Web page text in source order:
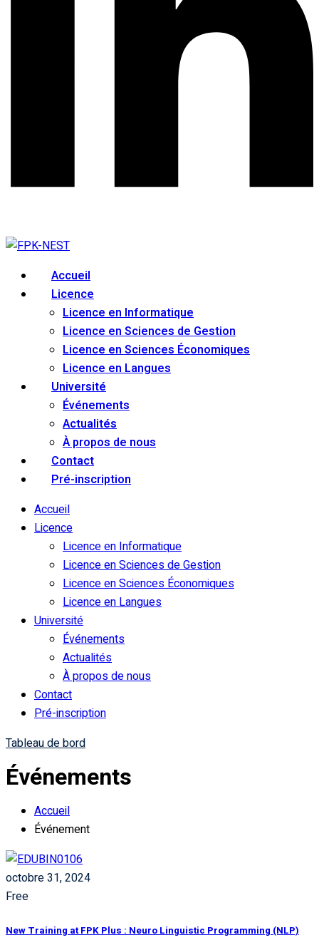
Accueil
Licence
Licence en Informatique
Licence en Sciences de Gestion
Licence en Sciences Économiques
Licence en Langues
Université
Événements
Actualités
À propos de nous
Contact
Pré-inscription
Accueil
Licence
Licence en Informatique
Licence en Sciences de Gestion
Licence en Sciences Économiques
Licence en Langues
Université
Événements
Actualités
À propos de nous
Contact
Pré-inscription
Tableau de bord
Événements
Accueil
Événement
octobre 31, 2024
Free
New Training at FPK Plus : Neuro Linguistic Programming (NLP)